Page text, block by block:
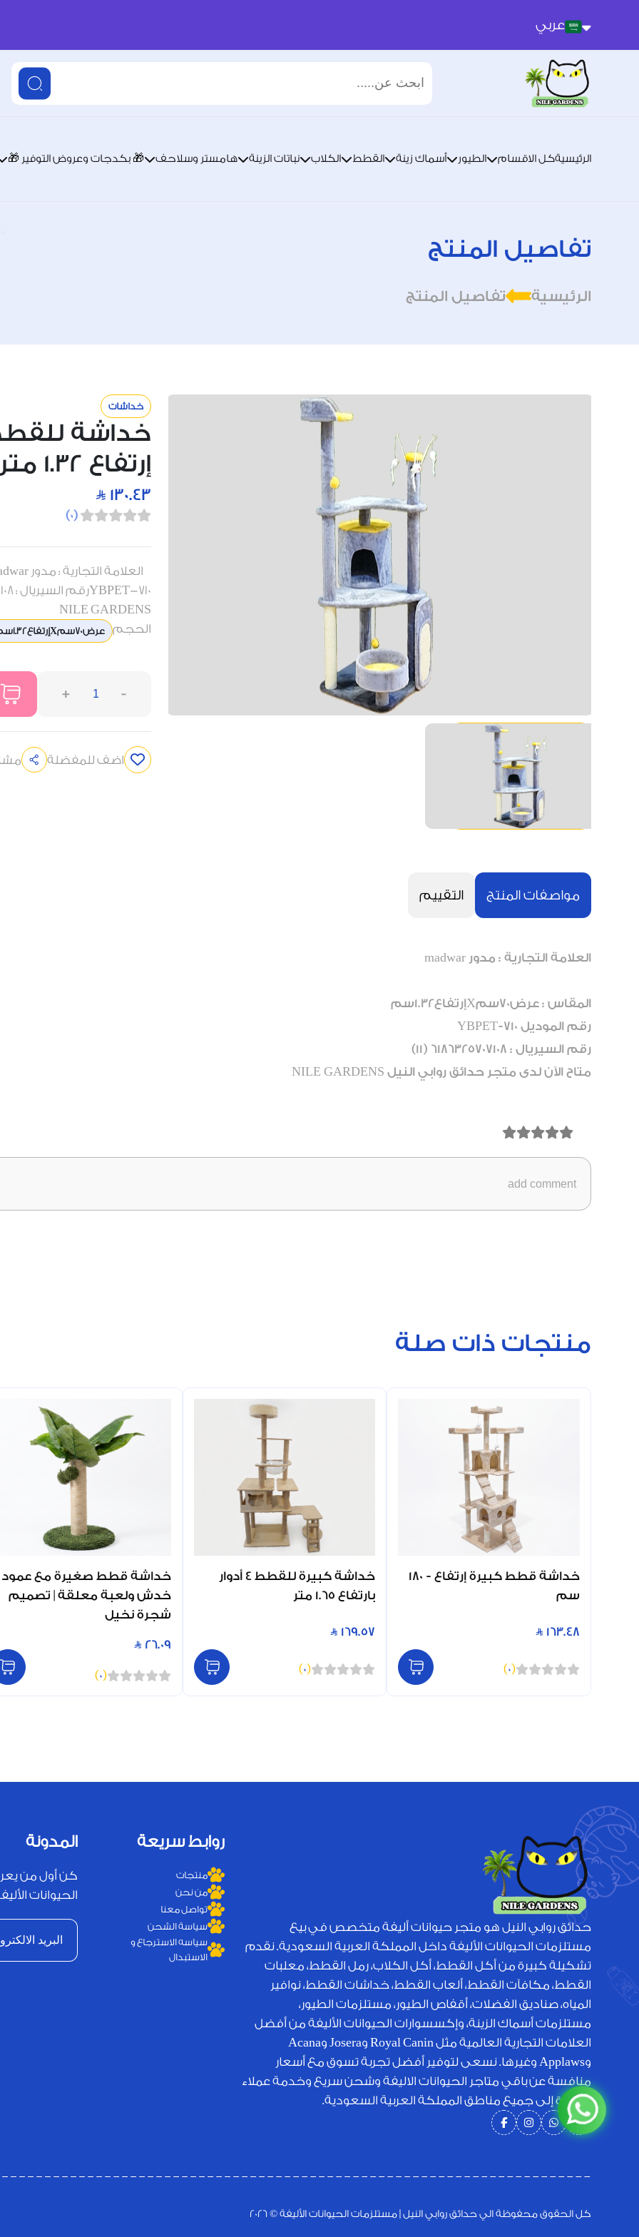
عربي
عربي
انجليزي
الرئيسيةكل الاقسام الطيور أسماك زينة القطط الكلاب نباتات الزينة هامستر وسلاحف 🎁 بكدجات وعروض التوفير 🎁
تفاصيل المنتج
الرئيسية تفاصيل المنتج
خداشات
خداشة
إرتفاع 1.32 متر
130.43
(
0
)
NILE GARDENS
الحجم
عرض70سمXإرتفاع1.32سم
-
+
اضف للمفضلة
مواصفات المنتج التقييم
العلامة التجارية : مدور madwar
المقاس : عرض70سمXإرتفاع1.32سم
رقم الموديل YBPET-710
رقم السيريال : 6186325707108 (11)
متاح الآن لدى متجر حدائق روابي النيل NILE GARDENS
منتجات ذات صلة
خداشة قطط كبيرة إرتفاع - 180
سم
163.48
(
0
)
خداشة كبيرة للقطط 4 أدوار
بارتفاع 1.65 متر
169.57
(
0
)
خداشة قطط صغيرة مع عمود
خدش ولعبة معلقة | تصميم
شجرة نخيل
26.09
(
0
)
حدائق روابي النيل هو متجر حيوانات أليفة متخصص في بيع
مستلزمات الحيوانات الأليفة داخل المملكة العربية السعودية. نقدم
تشكيلة كبيرة من أكل القطط، أكل الكلاب، رمل القطط، معلبات
القطط، مكافآت القطط، ألعاب القطط، خداشات القطط، نوافير
المياه، صناديق الفضلات، أقفاص الطيور، مستلزمات الطيور،
مستلزمات أسماك الزينة، وإكسسوارات الحيوانات الأليفة من أفضل
العلامات التجارية العالمية مثل Royal Canin وJosera وAcana
وApplaws وغيرها. نسعى لتوفير أفضل تجربة تسوق مع أسعار
منافسة عن باقي متاجر الحيوانات الاليفة وشحن سريع وخدمة عملاء
متميزة إلى جميع مناطق المملكة العربية السعودية.
روابط سريعة
منتجات
من نحن
تواصل معنا
سياسة الشحن
سياسه الاسترجاع و
الاستبدال
المدونة
كن أول من
الحيوانات
كل الحقوق محفوظة الي حدائق روابي النيل | مستلزمات الحيوانات الأليفة © 2026